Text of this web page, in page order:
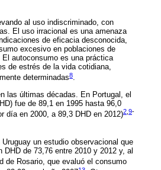
al uso indiscriminado, con
El uso irracional es una amenaza
de eficacia desconocida,
excesivo en poblaciones de
autoconsumo es una práctica
de estrés de la vida cotidiana,
determinadas8.
las últimas décadas. En Portugal, el
fue de 89,1 en 1995 hasta 96,0
día en 2000, a 89,3 DHD en 2012)2 9-
un estudio observacional que
de 73,76 entre 2010 y 2012 y, al
de Rosario, que evaluó el consumo